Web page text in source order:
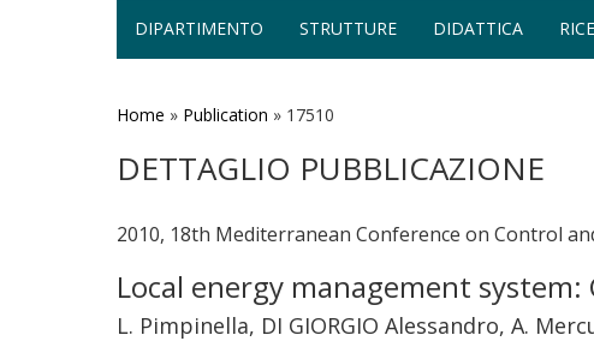
DIPARTIMENTO STRUTTURE DIDATTICA
Home » Publication » 17510
DETTAGLIO PUBBLICAZIONE
2010, 18th Mediterranean Conference on Control
Local energy management
L. Pimpinella, DI GIORGIO Alessandro, A.